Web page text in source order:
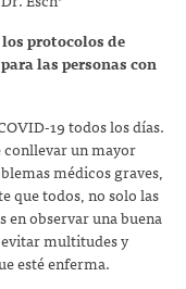
protocolos de
las personas con
19 todos los días.
conllevar un mayor
médicos graves,
que todos, no solo las
en observar una buena
multitudes y
esté enferma.